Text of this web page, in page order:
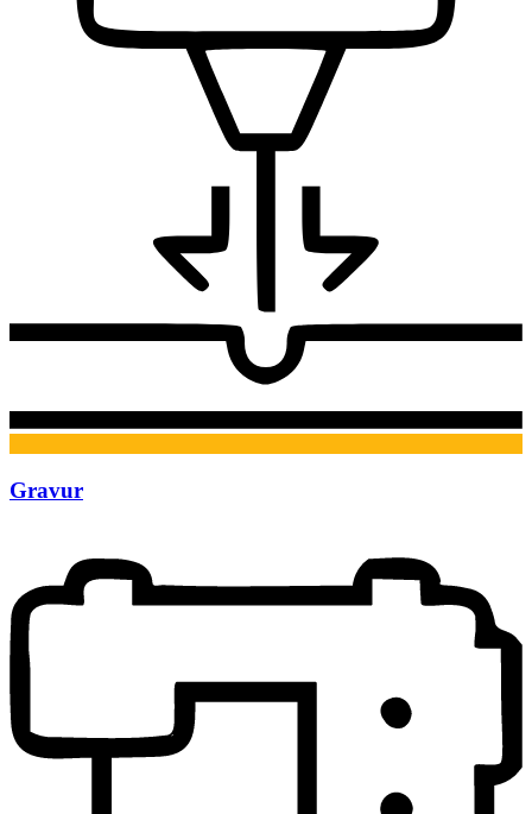
Gravur